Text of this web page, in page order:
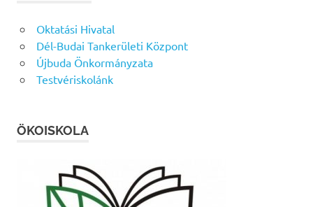
Oktatási Hivatal
Dél-Budai Tankerületi Központ
Újbuda Önkormányzata
Testvériskolánk
ÖKOISKOLA